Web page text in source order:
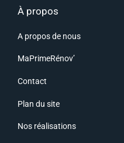
À propos
A propos de nous
MaPrimeRénov’
Contact
Plan du site
Nos réalisations